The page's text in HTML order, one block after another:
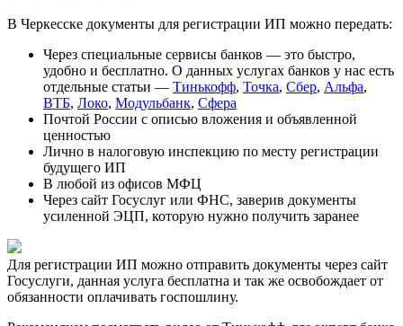
В Черкесске документы для регистрации ИП можно передать:
Через специальные сервисы банков — это быстро,
удобно и бесплатно. О данных услугах банков у нас есть
отдельные статьи — Тинькофф, Точка, Сбер, Альфа,
ВТБ, Локо, Модульбанк, Сфера
Почтой России с описью вложения и объявленной
ценностью
Лично в налоговую инспекцию по месту регистрации
будущего ИП
В любой из офисов МФЦ
Через сайт Госуслуг или ФНС, заверив документы
усиленной ЭЦП, которую нужно получить заранее
Для регистрации ИП можно отправить документы через сайт
Госуслуги, данная услуга бесплатна и так же освобождает от
обязанности оплачивать госпошлину.